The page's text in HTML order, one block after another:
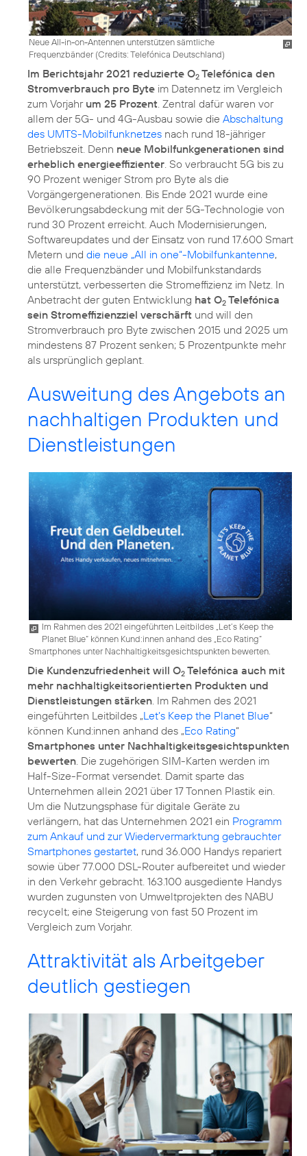
Neue All-in-on-Antennen unterstützen sämtliche
Frequenzbänder (Credits: Telefónica Deutschland)
Im Berichtsjahr 2021 reduzierte O2 Telefónica den
Stromverbrauch pro Byte im Datennetz im Vergleich
zum Vorjahr um 25 Prozent . Zentral dafür waren vor
allem der 5G- und 4G-Ausbau sowie die Abschaltung
des UMTS-Mobilfunknetzes nach rund 18-jähriger
Betriebszeit. Denn neue Mobilfunkgenerationen sind
erheblich energieeffizienter . So verbraucht 5G bis zu
90 Prozent weniger Strom pro Byte als die
Vorgängergenerationen. Bis Ende 2021 wurde eine
Bevölkerungsabdeckung mit der 5G-Technologie von
rund 30 Prozent erreicht. Auch Modernisierungen,
Softwareupdates und der Einsatz von rund 17.600 Smart
Metern und die neue „All in one“-Mobilfunkantenne,
die alle Frequenzbänder und Mobilfunkstandards
unterstützt, verbesserten die Stromeffizienz im Netz. In
Anbetracht der guten Entwicklung hat O2 Telefónica
sein Stromeffizienzziel verschärft und will den
Stromverbrauch pro Byte zwischen 2015 und 2025 um
mindestens 87 Prozent senken; 5 Prozentpunkte mehr
als ursprünglich geplant.
Ausweitung des Angebots an
nachhaltigen Produkten und
Dienstleistungen
Im Rahmen des 2021 eingeführten Leitbildes „Let’s Keep the
Planet Blue“ können Kund:innen anhand des „Eco Rating“
Smartphones unter Nachhaltigkeitsgesichtspunkten bewerten.
Die Kundenzufriedenheit will O2 Telefónica auch mit
mehr nachhaltigkeitsorientierten Produkten und
Dienstleistungen stärken. Im Rahmen des 2021
eingeführten Leitbildes „Let’s Keep the Planet Blue“
können Kund:innen anhand des „Eco Rating“
Smartphones unter Nachhaltigkeitsgesichtspunkten
bewerten. Die zugehörigen SIM-Karten werden im
Half-Size-Format versendet. Damit sparte das
Unternehmen allein 2021 über 17 Tonnen Plastik ein.
Um die Nutzungsphase für digitale Geräte zu
verlängern, hat das Unternehmen 2021 ein Programm
zum Ankauf und zur Wiedervermarktung gebrauchter
Smartphones gestartet, rund 36.000 Handys repariert
sowie über 77.000 DSL-Router aufbereitet und wieder
in den Verkehr gebracht. 163.100 ausgediente Handys
wurden zugunsten von Umweltprojekten des NABU
recycelt; eine Steigerung von fast 50 Prozent im
Vergleich zum Vorjahr.
Attraktivität als Arbeitgeber
deutlich gestiegen